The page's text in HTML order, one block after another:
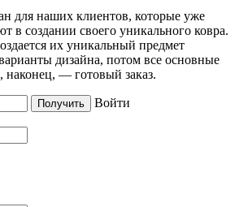
для наших клиентов, которые уже
в создании своего уникального ковра.
их уникальный предмет
дизайна, потом все основные
наконец, — готовый заказ.
Войти